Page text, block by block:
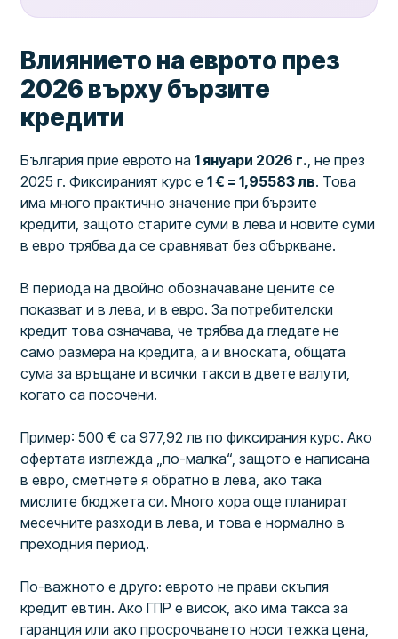
Влиянието на еврото през
2026 върху бързите
кредити
България прие еврото на1 януари 2026 г., не през
2025 г. Фиксираният курс е1 € = 1,95583 лв. Това
има много практично значение при бързите
кредити, защото старите суми в лева и новите суми
в евро трябва да се сравняват без объркване.
В периода на двойно обозначаване цените се
показват и в лева, и в евро. За потребителски
кредит това означава, че трябва да гледате не
само размера на кредита, а и вноската, общата
сума за връщане и всички такси в двете валути,
когато са посочени.
Пример: 500 € са 977,92 лв по фиксирания курс. Ако
офертата изглежда „по-малка“, защото е написана
в евро, сметнете я обратно в лева, ако така
мислите бюджета си. Много хора още планират
месечните разходи в лева, и това е нормално в
преходния период.
По-важното е друго: еврото не прави скъпия
кредит евтин. Ако ГПР е висок, ако има такса за
гаранция или ако просрочването носи тежка цена,